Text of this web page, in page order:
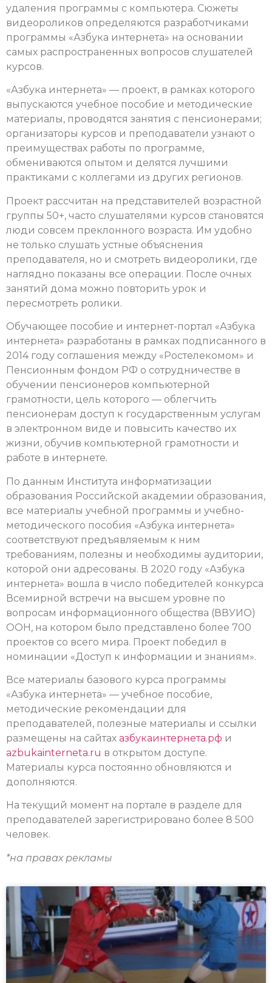
удаления программы с компьютера. Сюжеты
видеороликов определяются разработчиками
программы «Азбука интернета» на основании
самых распространенных вопросов слушателей
курсов.
«Азбука интернета» — проект, в рамках которого
выпускаются учебное пособие и методические
материалы, проводятся занятия с пенсионерами;
организаторы курсов и преподаватели узнают о
преимуществах работы по программе,
обмениваются опытом и делятся лучшими
практиками с коллегами из других регионов.
Проект рассчитан на представителей возрастной
группы 50+, часто слушателями курсов становятся
люди совсем преклонного возраста. Им удобно
не только слушать устные объяснения
преподавателя, но и смотреть видеоролики, где
наглядно показаны все операции. После очных
занятий дома можно повторить урок и
пересмотреть ролики.
Обучающее пособие и интернет-портал «Азбука
интернета» разработаны в рамках подписанного в
2014 году соглашения между «Ростелекомом» и
Пенсионным фондом РФ о сотрудничестве в
обучении пенсионеров компьютерной
грамотности, цель которого — облегчить
пенсионерам доступ к государственным услугам
в электронном виде и повысить качество их
жизни, обучив компьютерной грамотности и
работе в интернете.
По данным Института информатизации
образования Российской академии образования,
все материалы учебной программы и учебно-
методического пособия «Азбука интернета»
соответствуют предъявляемым к ним
требованиям, полезны и необходимы аудитории,
которой они адресованы. В 2020 году «Азбука
интернета» вошла в число победителей конкурса
Всемирной встречи на высшем уровне по
вопросам информационного общества (ВВУИО)
ООН, на котором было представлено более 700
проектов со всего мира. Проект победил в
номинации «Доступ к информации и знаниям».
Все материалы базового курса программы
«Азбука интернета» — учебное пособие,
методические рекомендации для
преподавателей, полезные материалы и ссылки
размещены на сайтах азбукаинтернета.рф и
azbukainterneta.ru в открытом доступе.
Материалы курса постоянно обновляются и
дополняются.
На текущий момент на портале в разделе для
преподавателей зарегистрировано более 8 500
человек.
*на правах рекламы